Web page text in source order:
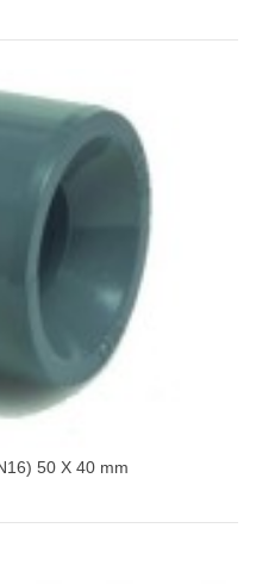
50 X 40 mm